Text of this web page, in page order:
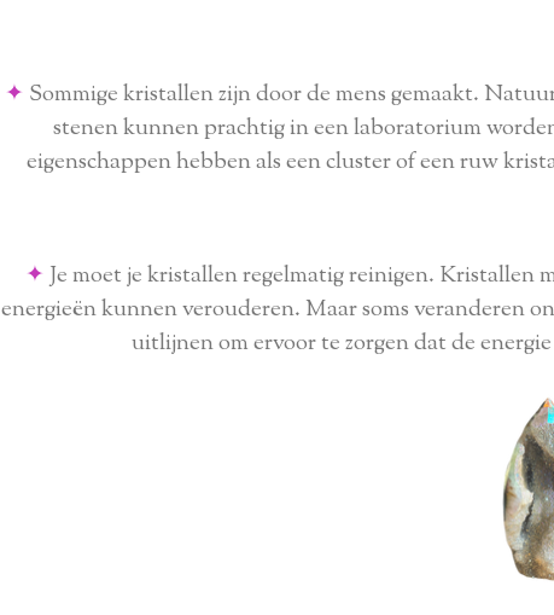
✦ Sommige kristallen zijn door de mens gemaakt.
stenen kunnen prachtig in een laboratorium
eigenschappen hebben als een cluster of een ruw
✦ Je moet je kristallen regelmatig reinigen. Kristallen
energieën kunnen verouderen. Maar soms veranderen
uitlijnen om ervoor te zorgen dat de